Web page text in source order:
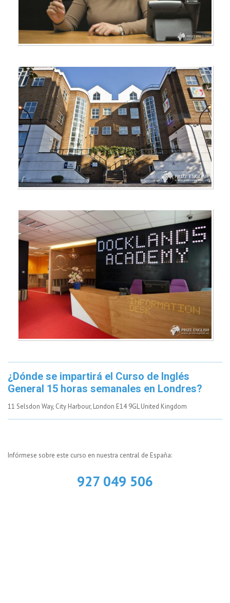
¿Dónde se impartirá el Curso de Inglés
General 15 horas semanales en Londres?
11 Selsdon Way, City Harbour, London E14 9GL United Kingdom
Infórmese sobre este curso en nuestra central de España:
927 049 506